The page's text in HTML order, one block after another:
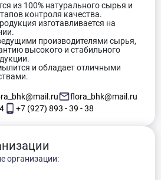
из 100% натурального сырья и
контроля качества.
изготавливается на
производителями сырья,
высокого и стабильного
и обладает отличными
flora_bhk@mail.ru
+7 (927) 893 - 39 - 38
организации: